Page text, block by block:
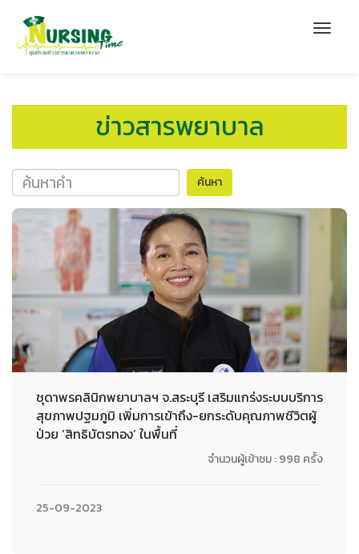
ข่าวสารพยาบาล
ค้นหา
ชุดาพรคลินิกพยาบาลฯ จ.สระบุรี เสริมแกร่งระบบบริการ
สุขภาพปฐมภูมิ เพิ่มการเข้าถึง-ยกระดับคุณภาพชีวิตผู้
ป่วย ‘สิทธิบัตรทอง’ ในพื้นที่
จำนวนผู้เข้าชม : 998 ครั้ง
25-09-2023